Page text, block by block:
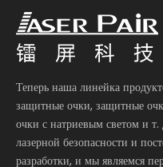
Теперь наша линейка
защитные очки, защитные
очки с натриевым светом и
лазерной безопасности и
разработки, и мы являемся